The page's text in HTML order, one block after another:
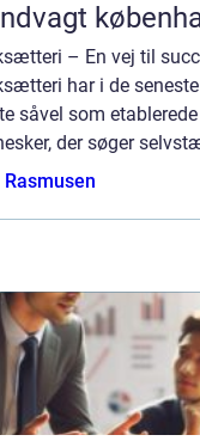
– En vej til
har i de
såvel som
der søger